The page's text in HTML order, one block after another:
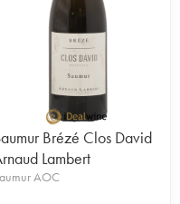
Brézé Clos David
Lambert
AOC